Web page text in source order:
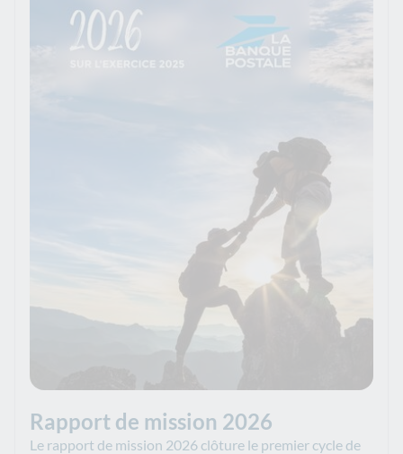
Rapport de mission 2026
Le rapport de mission 2026 clôture le premier cycle de